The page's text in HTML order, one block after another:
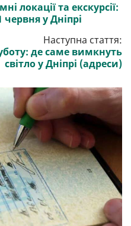
локації та екскурсії:
червня у Дніпрі
Наступна стаття:
де саме вимкнуть
світло у Дніпрі (адреси)